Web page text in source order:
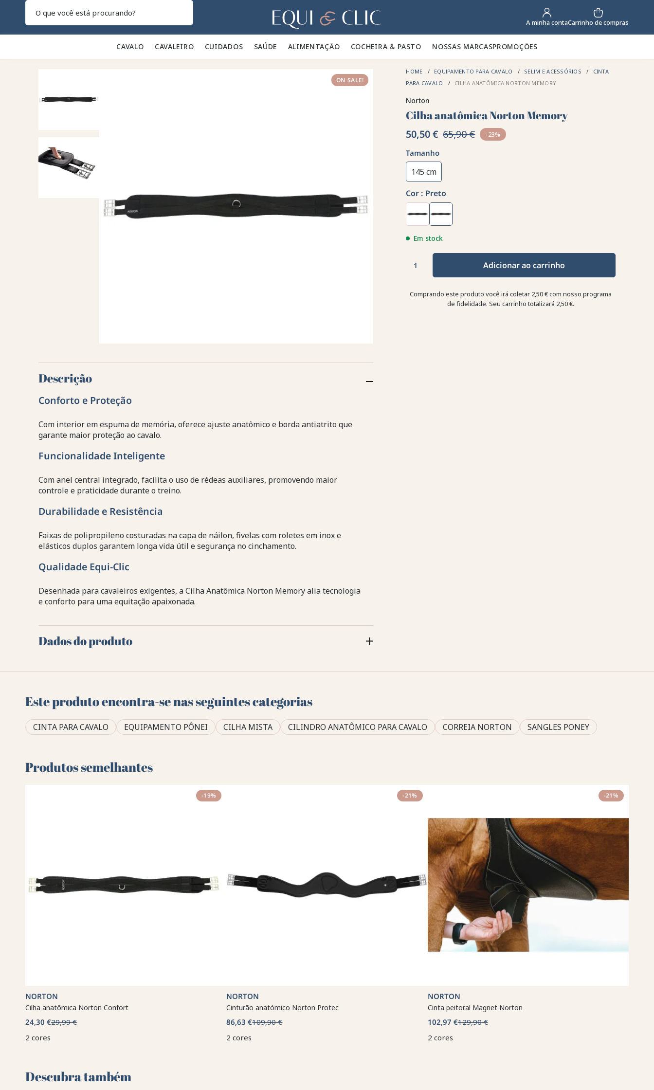
Lar A minha contaCarrinho de compras
CAVALO 🐎 CAVALEIRO 👕 CUIDADOS 🪮 SAÚDE ✨ ALIMENTAÇÃO 🥕 COCHEIRA & PASTO 🍃 NOSSAS MARCASPROMOÇÕES
ON SALE!
HOME EQUIPAMENTO PARA CAVALO SELIM E ACESSÓRIOS
CINTA
PARA CAVALO
CILHA ANATÔMICA NORTON MEMORY
Norton
Cilha anatômica Norton Memory
50,50 € 65,90 € -23%
Tamanho
145 cm
Cor : Preto
Em stock
Adicionar ao carrinho
Comprando este produto você irá coletar 2,50 €com nosso programa
de fidelidade. Seu carrinho totalizará 2,50 €.
Descrição
Conforto e Proteção
Com interior em espuma de memória, oferece ajuste anatômico e borda antiatrito que
garante maior proteção ao cavalo.
Funcionalidade Inteligente
Com anel central integrado, facilita o uso de rédeas auxiliares, promovendo maior
controle e praticidade durante o treino.
Durabilidade e Resistência
Faixas de polipropileno costuradas na capa de náilon, fivelas com roletes em inox e
elásticos duplos garantem longa vida útil e segurança no cinchamento.
Qualidade Equi-Clic
Desenhada para cavaleiros exigentes, a Cilha Anatômica Norton Memory alia tecnologia
e conforto para uma equitação apaixonada.
Dados do produto
Este produto encontra-se nas seguintes categorias
CINTA PARA CAVALO EQUIPAMENTO PÔNEI CILHA MISTA CILINDRO ANATÔMICO PARA CAVALO CORREIA NORTON SANGLES PONEY
Produtos semelhantes
-19%
NORTON
Cilha anatômica Norton Confort
24,30 €29,99 €
2 cores
-21%
NORTON
Cinturão anatómico Norton Protec
86,63 €109,90 €
2 cores
-21%
NORTON
Cinta peitoral Magnet Norton
102,97 €129,90 €
2 cores
Descubra também 🌻